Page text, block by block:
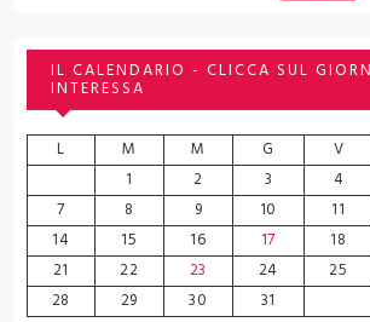
IL CALENDARIO - CLICCA SUL
INTERESSA
L M M G V
1
2 3 4
7
8 9 10 11
14
15 16 17 18
21
22 23 24 25
28
29 30 31